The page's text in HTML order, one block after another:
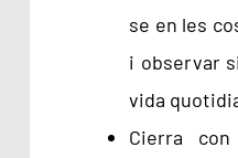
se en les
i observar
vida
Cierra